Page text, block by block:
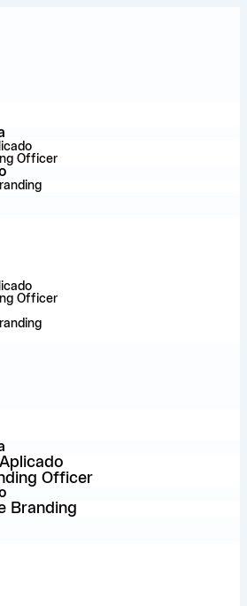
Officer
Officer
Officer
Branding